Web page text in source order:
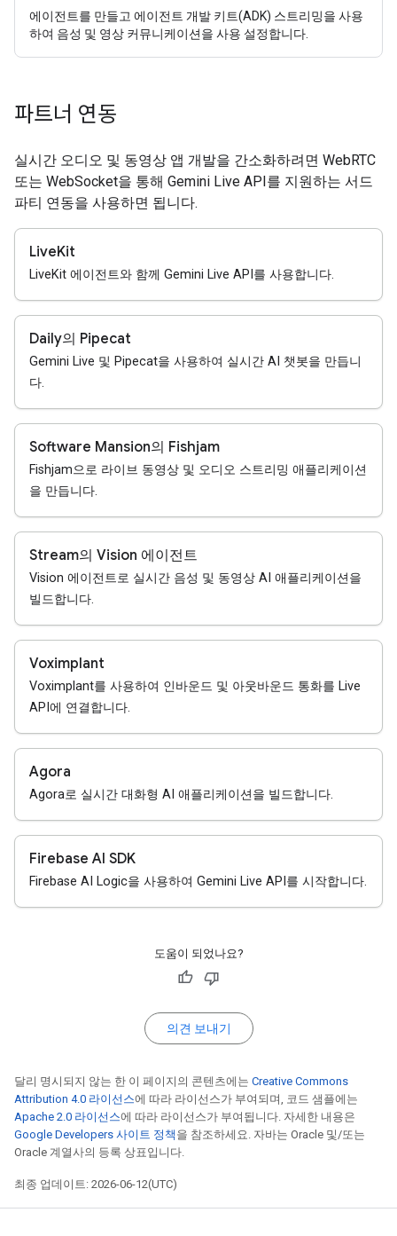
에이전트를 만들고 에이전트 개발 키트(ADK) 스트리밍을 사용
하여 음성 및 영상 커뮤니케이션을 사용 설정합니다.
파트너 연동
실시간 오디오 및 동영상 앱 개발을 간소화하려면 WebRTC
또는 WebSocket을 통해 Gemini Live API를 지원하는 서드
파티 연동을 사용하면 됩니다.
LiveKit
LiveKit 에이전트와 함께 Gemini Live API를 사용합니다.
Daily의 Pipecat
Gemini Live 및 Pipecat을 사용하여 실시간 AI 챗봇을 만듭니
다.
Software Mansion의 Fishjam
Fishjam으로 라이브 동영상 및 오디오 스트리밍 애플리케이션
을 만듭니다.
Stream의 Vision 에이전트
Vision 에이전트로 실시간 음성 및 동영상 AI 애플리케이션을
빌드합니다.
Voximplant
Voximplant를 사용하여 인바운드 및 아웃바운드 통화를 Live
API에 연결합니다.
Agora
Agora로 실시간 대화형 AI 애플리케이션을 빌드합니다.
Firebase AI SDK
Firebase AI Logic을 사용하여 Gemini Live API를 시작합니다.
도움이 되었나요?
의견 보내기
달리 명시되지 않는 한 이 페이지의 콘텐츠에는 Creative Commons
Attribution 4.0 라이선스에 따라 라이선스가 부여되며, 코드 샘플에는
Apache 2.0 라이선스에 따라 라이선스가 부여됩니다. 자세한 내용은
Google Developers 사이트 정책 을 참조하세요. 자바는 Oracle 및/또는
Oracle 계열사의 등록 상표입니다.
최종 업데이트: 2026-06-12(UTC)